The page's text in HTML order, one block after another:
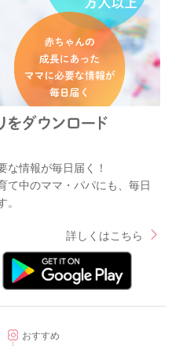
な情報が毎日届く！
て中のママ・パパにも、毎日
詳しくはこちら
おすすめ